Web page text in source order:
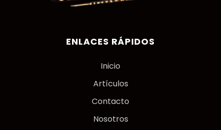
ENLACES RÁPIDOS
Inicio
Artículos
Contacto
Nosotros